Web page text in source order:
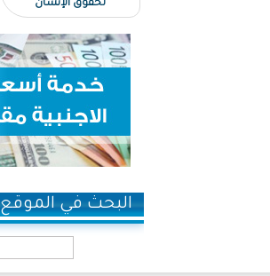
لحقوق الإنسان
البحث في الموقع